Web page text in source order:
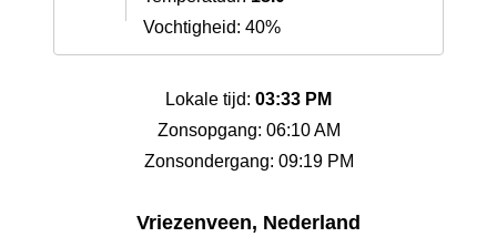
Vochtigheid: 40%
Lokale tijd: 03:33 PM
Zonsopgang: 06:10 AM
Zonsondergang: 09:19 PM
Vriezenveen, Nederland